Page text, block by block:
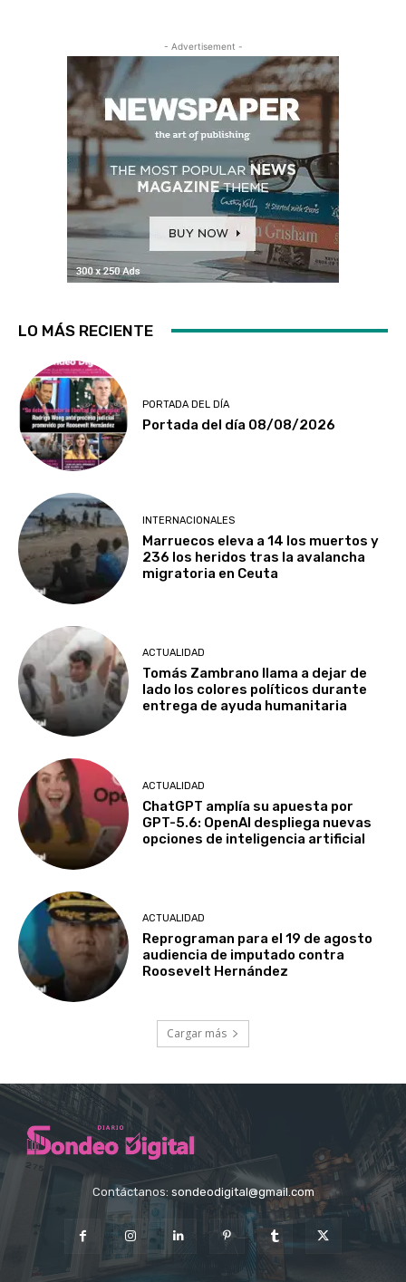
- Advertisement -
LO MÁS RECIENTE
PORTADA DEL DÍA
Portada del día 08/08/2026
INTERNACIONALES
Marruecos eleva a 14 los muertos y
236 los heridos tras la avalancha
migratoria en Ceuta
ACTUALIDAD
Tomás Zambrano llama a dejar de
lado los colores políticos durante
entrega de ayuda humanitaria
ACTUALIDAD
ChatGPT amplía su apuesta por
GPT-5.6: OpenAI despliega nuevas
opciones de inteligencia artificial
ACTUALIDAD
Reprograman para el 19 de agosto
audiencia de imputado contra
Roosevelt Hernández
Cargar más
Contáctanos: sondeodigital@gmail.com